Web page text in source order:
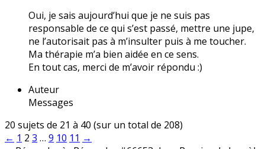
Oui, je sais aujourd’hui que je ne suis pas
responsable de ce qui s’est passé, mettre une jupe,
ne l’autorisait pas à m’insulter puis à me toucher.
Ma thérapie m’a bien aidée en ce sens.
En tout cas, merci de m’avoir répondu :)
Auteur
Messages
20 sujets de 21 à 40 (sur un total de 208)
← 1 2 3 … 9 10 11 →